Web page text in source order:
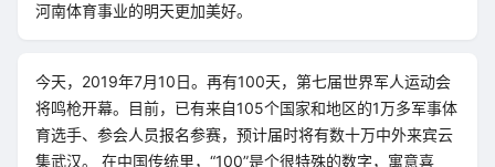
河南体育事业的明天更加美好。
今天，2019年7月10日。再有100天，第七届世界军人运动会
将鸣枪开幕。目前，已有来自105个国家和地区的1万多军事体
育选手、参会人员报名参赛，预计届时将有数十万中外来宾云
集武汉。 在中国传统里，“100”是个很特殊的数字，寓意喜